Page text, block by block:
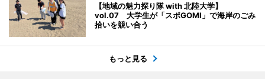
【地域の魅力探り隊 with 北陸大学】
vol.07 大学生が「スポGOMI」で海岸のごみ
拾いを競い合う
もっと見る